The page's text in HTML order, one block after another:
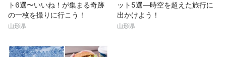
ト6選〜いいね！が集まる奇跡
の一枚を撮りに行こう！
山形県
ット5選—時空を超えた旅行に
出かけよう！
山形県